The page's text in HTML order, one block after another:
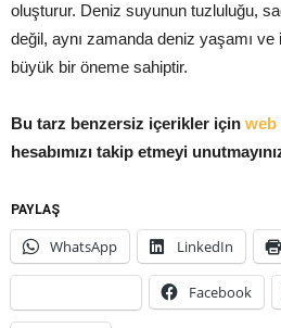
oluşturur. Deniz suyunun tuzluluğu,
değil, aynı zamanda deniz yaşamı ve
büyük bir öneme sahiptir.
Bu tarz benzersiz içerikler için web
hesabımızı takip etmeyi
PAYLAŞ
WhatsApp LinkedIn
Facebook